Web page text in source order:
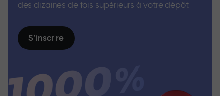
des dizaines de fois supérieurs à votre dépôt
S’inscrire